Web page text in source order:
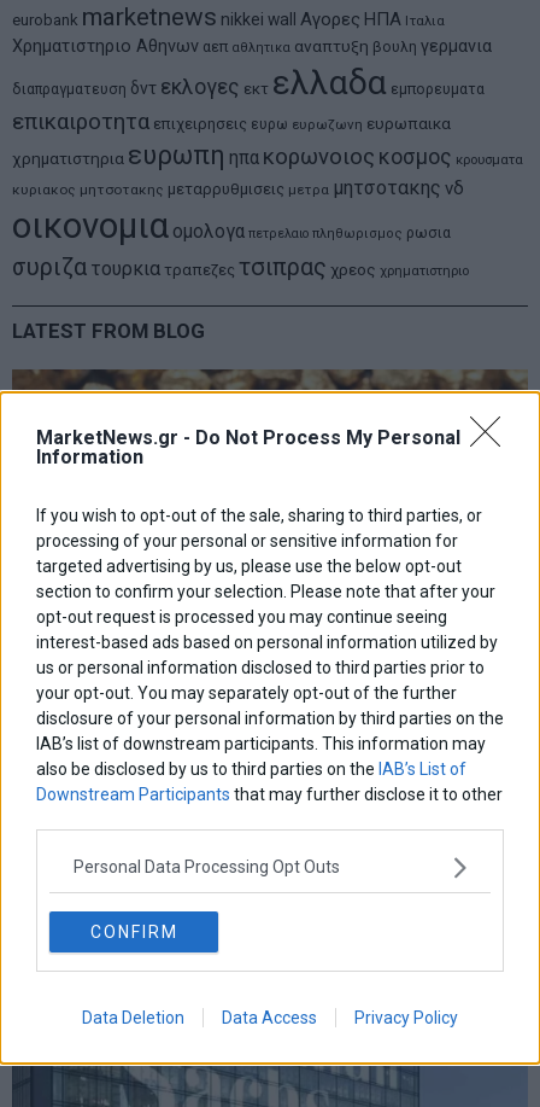
MarketNews.gr - Do Not Process My Personal
Information
If you wish to opt-out of the sale, sharing to third parties, or
processing of your personal or sensitive information for
targeted advertising by us, please use the below opt-out
section to confirm your selection. Please note that after your
opt-out request is processed you may continue seeing
interest-based ads based on personal information utilized by
us or personal information disclosed to third parties prior to
your opt-out. You may separately opt-out of the further
disclosure of your personal information by third parties on the
IAB’s list of downstream participants. This information may
also be disclosed by us to third parties on the IAB’s List of
Downstream Participants that may further disclose it to other
Personal Data Processing Opt Outs
CONFIRM
Data Deletion Data Access Privacy Policy
eurobank marketnews nikkei wall Αγορες ΗΠΑ Ιταλια
Χρηματιστηριο Αθηνων αεπ αθλητικα αναπτυξη βουλη γερμανια
διαπραγματευση δντ εκλογες εκτ ελλαδα εμπορευματα
επικαιροτητα επιχειρησεις ευρω ευρωζωνη ευρωπαικα
χρηματιστηρια ευρωπη ηπα κορωνοιος κοσμος κρουσματα
κυριακος μητσοτακης μεταρρυθμισεις μετρα μητσοτακης νδ
οικονομια ομολογα πετρελαιο πληθωρισμος ρωσια
συριζα τουρκια τραπεζες τσιπρας χρεος χρηματιστηριο
LATEST FROM BLOG
Χρυσός: Ράλι 6% στην εβδομάδα